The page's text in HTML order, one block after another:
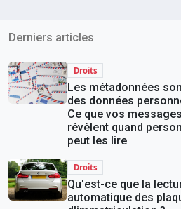
Derniers articles
Droits
Les métadonnées
des données
Ce que vos messages
révèlent quand
peut les lire
Droits
Qu'est-ce que la
automatique des